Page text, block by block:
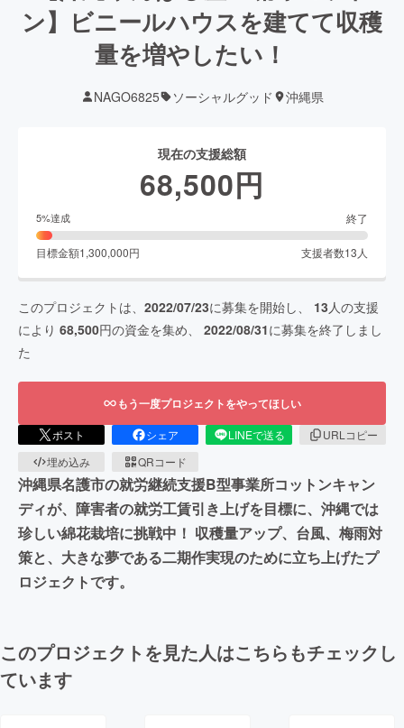
ン】ビニールハウスを建てて収穫
量を増やしたい！
NAGO6825 ソーシャルグッド 沖縄県
現在の支援総額
68,500円
5%達成 終了
目標金額1,300,000円 支援者数13 人
このプロジェクトは、 2022/07/23に募集を開始し、 13 人の支援
により 68,500円の資金を集め、 2022/08/31に募集を終了しまし
た
もう一度プロジェクトをやってほしい
ポスト シェア LINEで送る
URLコピー
埋め込み
QRコード
沖縄県名護市の就労継続支援B型事業所コットンキャン
ディが、障害者の就労工賃引き上げを目標に、沖縄では
珍しい綿花栽培に挑戦中！ 収穫量アップ、台風、梅雨対
策と、大きな夢である二期作実現のために立ち上げたプ
ロジェクトです。
このプロジェクトを見た人はこちらもチェックし
ています